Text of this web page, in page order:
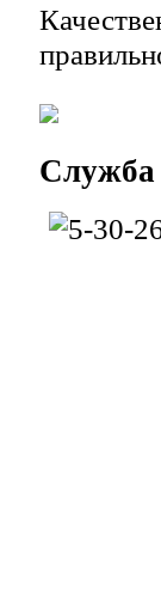
Служба